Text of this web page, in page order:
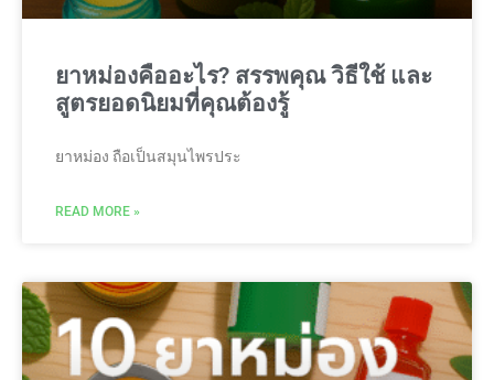
ยาหม่องคืออะไร? สรรพคุณ วิธีใช้ และ
สูตรยอดนิยมที่คุณต้องรู้
ยาหม่อง ถือเป็นสมุนไพรประ
READ MORE »